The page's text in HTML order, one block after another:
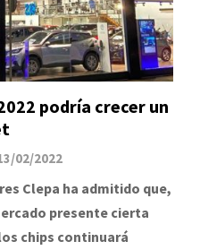
podría crecer un
02/2022
Clepa ha admitido que,
presente cierta
chips continuará